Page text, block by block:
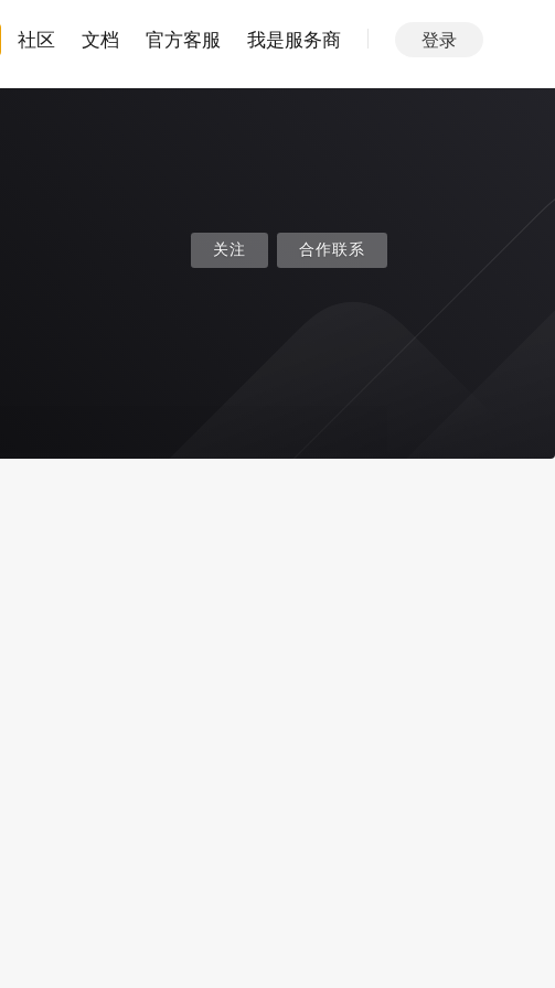
社区 文档 官方客服 我是服务商 登录
关注 合作联系